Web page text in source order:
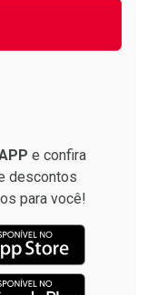
sem Desconto
sem Desconto
e confira
descontos
para você!